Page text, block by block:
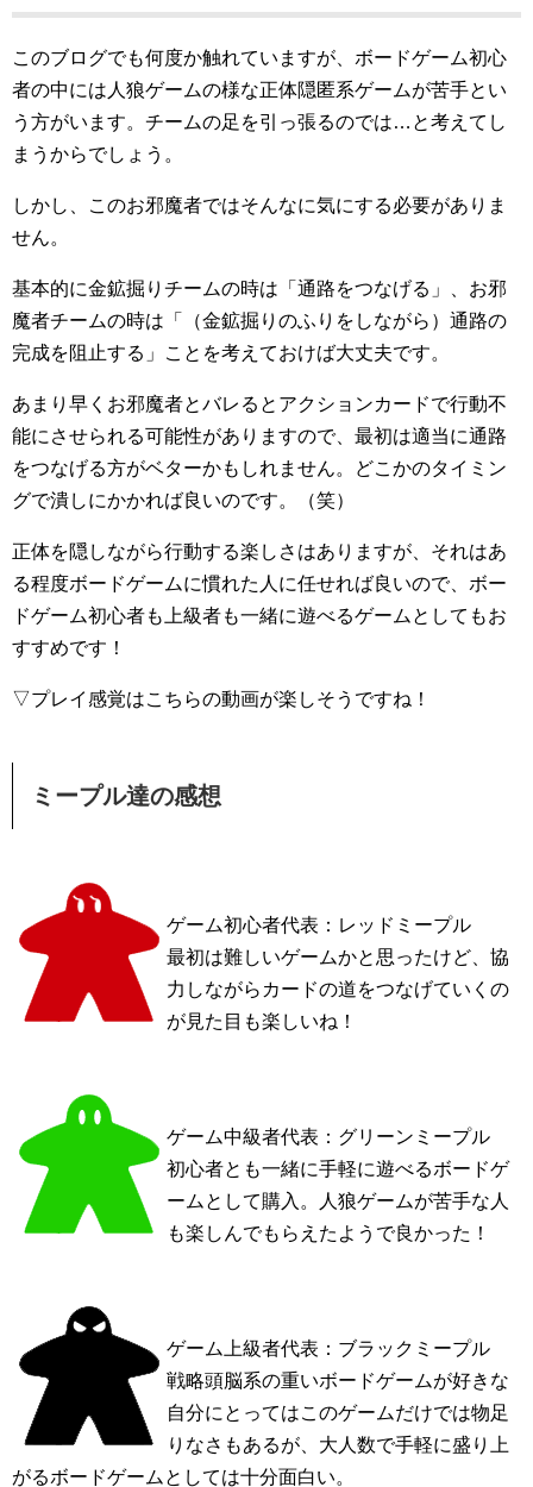
このブログでも何度か触れていますが、ボードゲーム初心
者の中には人狼ゲームの様な正体隠匿系ゲームが苦手とい
う方がいます。チームの足を引っ張るのでは…と考えてし
まうからでしょう。
しかし、このお邪魔者ではそんなに気にする必要がありま
せん。
基本的に金鉱掘りチームの時は「通路をつなげる」、お邪
魔者チームの時は「（金鉱掘りのふりをしながら）通路の
完成を阻止する」ことを考えておけば大丈夫です。
あまり早くお邪魔者とバレるとアクションカードで行動不
能にさせられる可能性がありますので、最初は適当に通路
をつなげる方がベターかもしれません。どこかのタイミン
グで潰しにかかれば良いのです。（笑）
正体を隠しながら行動する楽しさはありますが、それはあ
る程度ボードゲームに慣れた人に任せれば良いので、ボー
ドゲーム初心者も上級者も一緒に遊べるゲームとしてもお
すすめです！
▽プレイ感覚はこちらの動画が楽しそうですね！
ミープル達の感想
ゲーム初心者代表：レッドミープル
最初は難しいゲームかと思ったけど、協
力しながらカードの道をつなげていくの
が見た目も楽しいね！
ゲーム中級者代表：グリーンミープル
初心者とも一緒に手軽に遊べるボードゲ
ームとして購入。人狼ゲームが苦手な人
も楽しんでもらえたようで良かった！
ゲーム上級者代表：ブラックミープル
戦略頭脳系の重いボードゲームが好きな
自分にとってはこのゲームだけでは物足
りなさもあるが、大人数で手軽に盛り上
がるボードゲームとしては十分面白い。